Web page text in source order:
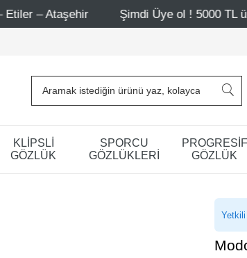
Şimdi Üye ol ! 5000 TL üzeri ilk
KLİPSLİ
GÖZLÜK
SPORCU
GÖZLÜKLERİ
PROGRESİF
GÖZLÜK
Yetkili